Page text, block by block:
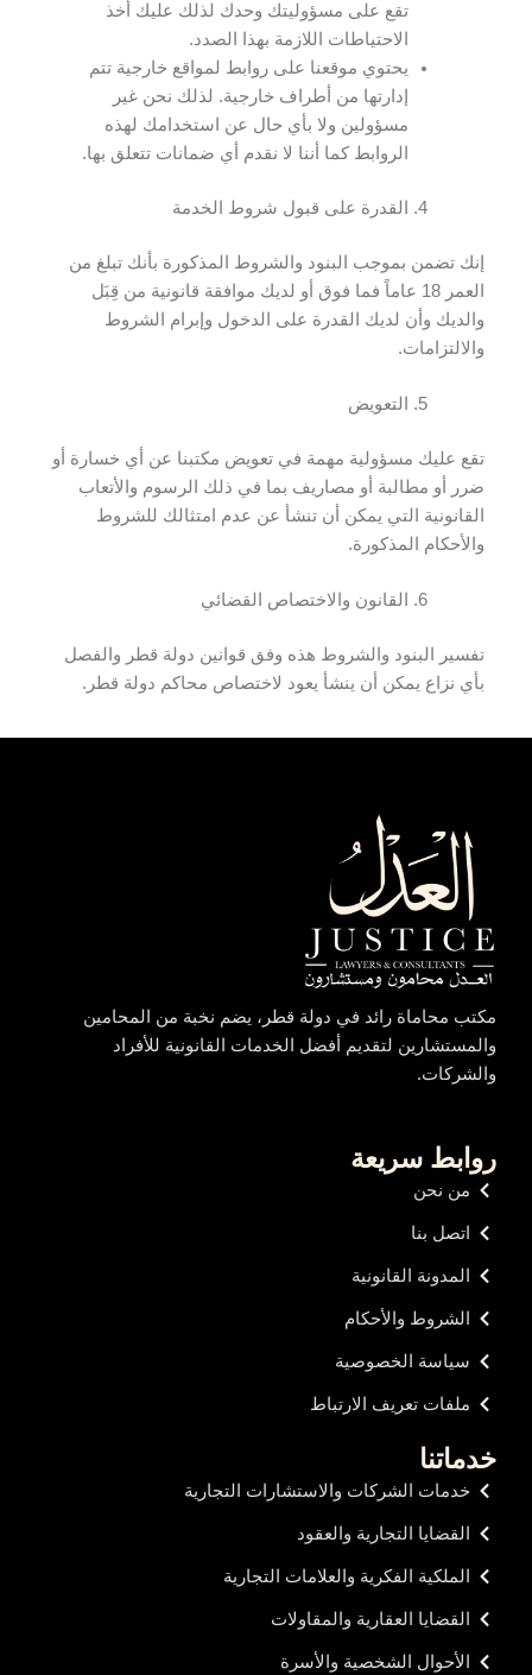
تقع على مسؤوليتك وحدك لذلك عليك أخذ
الاحتياطات اللازمة بهذا الصدد.
يحتوي موقعنا على روابط لمواقع خارجية تتم
إدارتها من أطراف خارجية. لذلك نحن غير
مسؤولين ولا بأي حال عن استخدامك لهذه
الروابط كما أننا لا نقدم أي ضمانات تتعلق بها.
القدرة على قبول شروط الخدمة
إنك تضمن بموجب البنود والشروط المذكورة بأنك تبلغ من
العمر 18 عاماً فما فوق أو لديك موافقة قانونية من قِبَل
والديك وأن لديك القدرة على الدخول وإبرام الشروط
والالتزامات.
التعويض
تقع عليك مسؤولية مهمة في تعويض مكتبنا عن أي خسارة أو
ضرر أو مطالبة أو مصاريف بما في ذلك الرسوم والأتعاب
القانونية التي يمكن أن تنشأ عن عدم امتثالك للشروط
والأحكام المذكورة.
القانون والاختصاص القضائي
تفسير البنود والشروط هذه وفق قوانين دولة قطر والفصل
بأي نزاع يمكن أن ينشأ يعود لاختصاص محاكم دولة قطر.
مكتب محاماة رائد في دولة قطر، يضم نخبة من المحامين
والمستشارين لتقديم أفضل الخدمات القانونية للأفراد
والشركات.
روابط سريعة
من نحن
اتصل بنا
المدونة القانونية
الشروط والأحكام
سياسة الخصوصية
ملفات تعريف الارتباط
خدماتنا
خدمات الشركات والاستشارات التجارية
القضايا التجارية والعقود
الملكية الفكرية والعلامات التجارية
القضايا العقارية والمقاولات
الأحوال الشخصية والأسرة